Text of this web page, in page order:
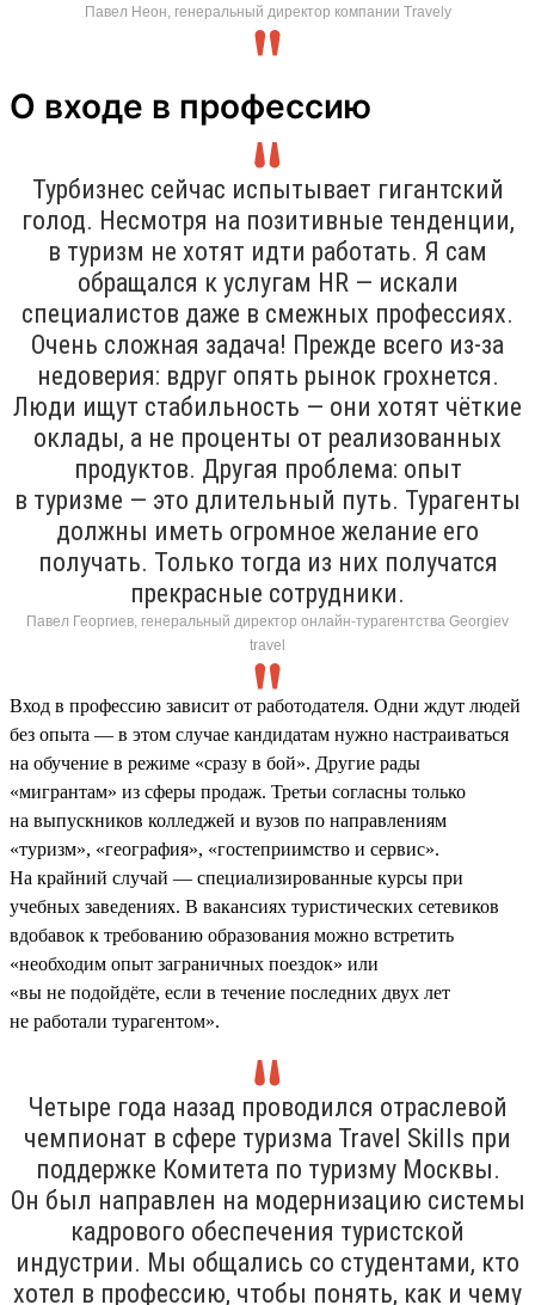
Павел Неон, генеральный директор компании Travely
О входе в профессию
Турбизнес сейчас испытывает гигантский
голод. Несмотря на позитивные тенденции,
в туризм не хотят идти работать. Я сам
обращался к услугам HR — искали
специалистов даже в смежных профессиях.
Очень сложная задача! Прежде всего из-за
недоверия: вдруг опять рынок грохнется.
Люди ищут стабильность — они хотят чёткие
оклады, а не проценты от реализованных
продуктов. Другая проблема: опыт
в туризме — это длительный путь. Турагенты
должны иметь огромное желание его
получать. Только тогда из них получатся
прекрасные сотрудники.
Павел Георгиев, генеральный директор онлайн-турагентства Georgiev
travel
Вход в профессию зависит от работодателя. Одни ждут людей
без опыта — в этом случае кандидатам нужно настраиваться
на обучение в режиме «сразу в бой». Другие рады
«мигрантам» из сферы продаж. Третьи согласны только
на выпускников колледжей и вузов по направлениям
«туризм», «география», «гостеприимство и сервис».
На крайний случай — специализированные курсы при
учебных заведениях. В вакансиях туристических сетевиков
вдобавок к требованию образования можно встретить
«необходим опыт заграничных поездок» или
«вы не подойдёте, если в течение последних двух лет
не работали турагентом».
Четыре года назад проводился отраслевой
чемпионат в сфере туризма Travel Skills при
поддержке Комитета по туризму Москвы.
Он был направлен на модернизацию системы
кадрового обеспечения туристской
индустрии. Мы общались со студентами, кто
хотел в профессию, чтобы понять, как и чему